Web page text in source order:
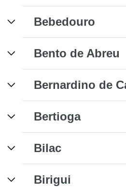
Bebedouro
Bento de Abreu
Bernardino de
Bertioga
Bilac
Birigui